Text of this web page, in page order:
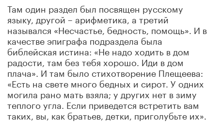
Там один раздел был посвящен русскому
языку, другой – арифметика, а третий
назывался «Несчастье, бедность, помощь». И в
качестве эпиграфа подраздела была
библейская истина: «Не надо ходить в дом
радости, там без тебя хорошо. Иди в дом
плача». И там было стихотворение Плещеева:
«Есть на свете много бедных и сирот. У одних
могила рано мать взяла; у других нет в зиму
теплого угла. Если приведется встретить вам
таких, вы, как братьев, детки, приголубьте их».